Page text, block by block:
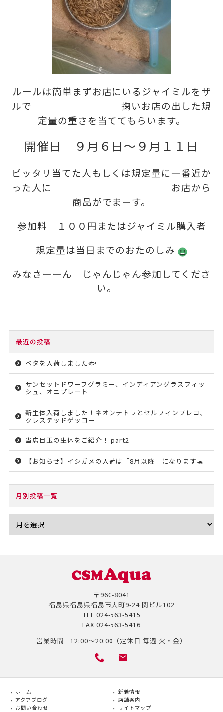
ルールは簡単まずお店にいるジャイミルをザ
ルで 掬いお店の出した規
定量の重さを当ててもらいます。
開催日 ９月６日～９月１１日
ピッタリ当てた人もしくは規定量に一番近か
った人に お店から
商品がでまーす。
参加料 １００円またはジャイミル購入者
規定量は当日までのおたのしみ
みなさーーん じゃんじゃん参加してくださ
い。
最近の投稿
ベタを入荷しました🐟
サンセットドワーフグラミー、インディアングラスフィッ
シュ、オニプレート
新生体入荷しました！ネオンテトラとセルフィンプレコ、
クレステッドゲッコー
当店目玉の生体をご紹介！ part2
【お知らせ】イシガメの入荷は「8月以降」になります🐢
月別投稿一覧
〒960-8041
福島県福島県福島市大町9-24 関ビル102
TEL 024-563-5415
FAX 024-563-5416
営業時間
12:00～20:00（定休日 毎週 火・金）
ホーム
新着情報
アクアブログ
店舗案内
お問い合わせ
サイトマップ